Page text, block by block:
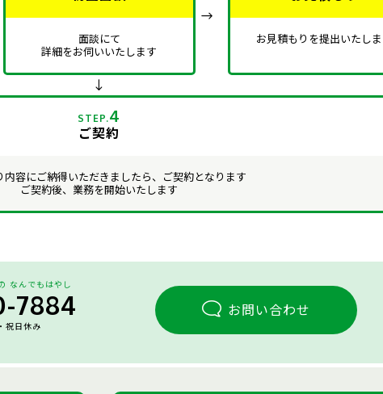
面談にて
詳細をお伺いいたします
お見積もりを提出いたし
STEP.4
ご契約
内容にご納得いただきましたら、ご契約となります
ご契約後、業務を開始いたします
7884
なんでもはやし
祝日休み
お問い合わせ